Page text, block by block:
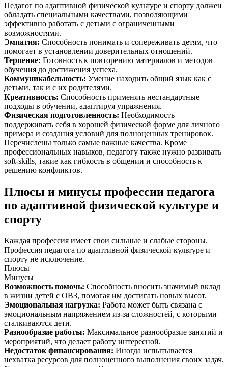
Педагог по адаптивной физической культуре и спорту должен
обладать специальными качествами, позволяющими
эффективно работать с детьми с ограниченными
возможностями.
Эмпатия: Способность понимать и сопереживать детям, что
помогает в установлении доверительных отношений.
Терпение: Готовность к повторению материалов и методов
обучения до достижения успеха.
Коммуникабельность: Умение находить общий язык как с
детьми, так и с их родителями.
Креативность: Способность применять нестандартные
подходы в обучении, адаптируя упражнения.
Физическая подготовленность: Необходимость
поддерживать себя в хорошей физической форме для личного
примера и создания условий для полноценных тренировок.
Перечислены только самые важные качества. Кроме
профессиональных навыков, педагогу также нужно развивать
soft-skills, такие как гибкость в общении и способность к
решению конфликтов.
Плюсы и минусы профессии педагога
по адаптивной физической культуре и
спорту
Каждая профессия имеет свои сильные и слабые стороны.
Профессия педагога по адаптивной физической культуре и
спорту не исключение.
Плюсы
Минусы
Возможность помочь: Способность вносить значимый вклад
в жизни детей с ОВЗ, помогая им достигать новых высот.
Эмоциональная нагрузка: Работа может быть связана с
эмоциональным напряжением из-за сложностей, с которыми
сталкиваются дети.
Разнообразие работы: Максимальное разнообразие занятий и
мероприятий, что делает работу интересной.
Недостаток финансирования: Иногда испытывается
нехватка ресурсов для полноценного выполнения своих задач.